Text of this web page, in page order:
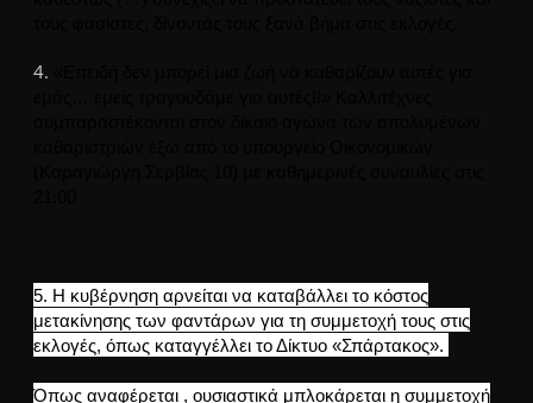
4.
5. Η κυβέρνηση αρνείται να καταβάλλει το κόστος
μετακίνησης των φαντάρων για τη συμμετοχή τους στις
εκλογές, όπως καταγγέλλει το Δίκτυο «Σπάρτακος».
Όπως αναφέρεται , ουσιαστικά μπλοκάρεται η συμμετοχή